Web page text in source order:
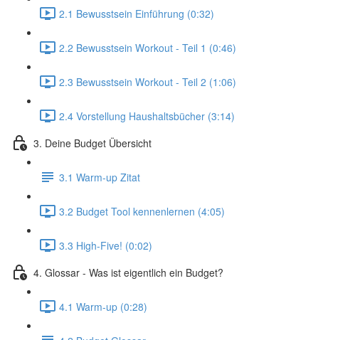
2.1 Bewusstsein Einführung (0:32)
2.2 Bewusstsein Workout - Teil 1 (0:46)
2.3 Bewusstsein Workout - Teil 2 (1:06)
2.4 Vorstellung Haushaltsbücher (3:14)
3. Deine Budget Übersicht
3.1 Warm-up Zitat
3.2 Budget Tool kennenlernen (4:05)
3.3 High-Five! (0:02)
4. Glossar - Was ist eigentlich ein Budget?
4.1 Warm-up (0:28)